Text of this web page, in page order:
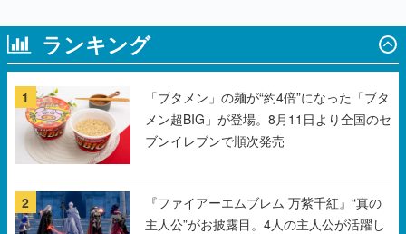
ランキング
1
「ブタメン」の麺が“約4倍”になった「ブタ
メン超BIG」が登場。8月11日より全国のセ
ブンイレブンで順次発売
2
『ファイアーエムブレム 万紫千紅』“真の
主人公”がお披露目。4人の主人公が活躍し